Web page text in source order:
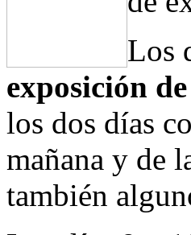
Los
exposición
los dos días
mañana y de
también